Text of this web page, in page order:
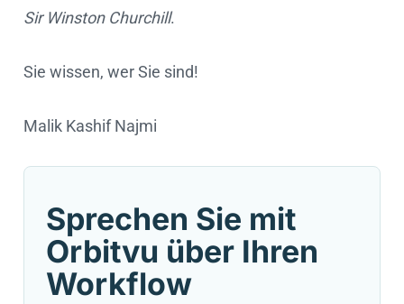
Sir Winston Churchill.
Sie wissen, wer Sie sind!
Malik Kashif Najmi
Sprechen Sie mit
Orbitvu über Ihren
Workflow